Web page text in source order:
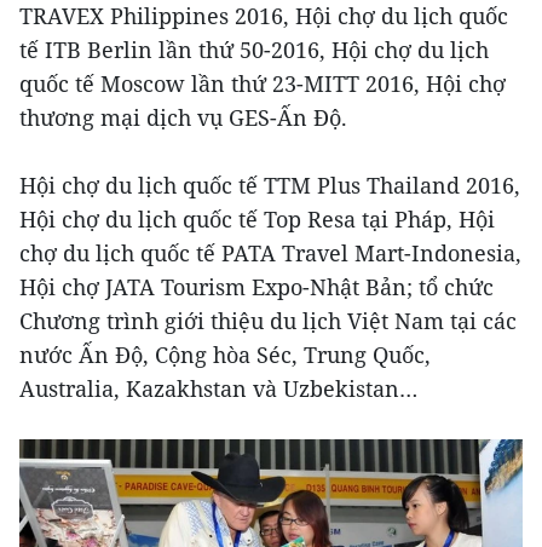
TRAVEX Philippines 2016, Hội chợ du lịch quốc
tế ITB Berlin lần thứ 50-2016, Hội chợ du lịch
quốc tế Moscow lần thứ 23-MITT 2016, Hội chợ
thương mại dịch vụ GES-Ấn Độ.
Hội chợ du lịch quốc tế TTM Plus Thailand 2016,
Hội chợ du lịch quốc tế Top Resa tại Pháp, Hội
chợ du lịch quốc tế PATA Travel Mart-Indonesia,
Hội chợ JATA Tourism Expo-Nhật Bản; tổ chức
Chương trình giới thiệu du lịch Việt Nam tại các
nước Ấn Độ, Cộng hòa Séc, Trung Quốc,
Australia, Kazakhstan và Uzbekistan…